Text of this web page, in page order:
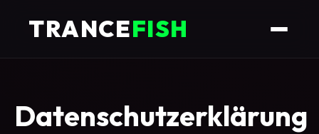
TRANCEFISH
Datenschutzerklärung